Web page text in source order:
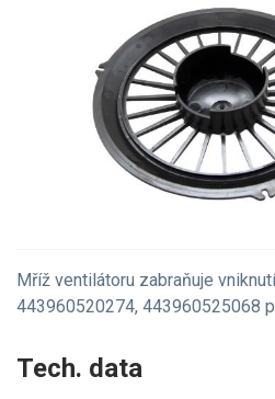
Mříž ventilátoru zabraňuje
443960520274, 443960525068
Tech. data